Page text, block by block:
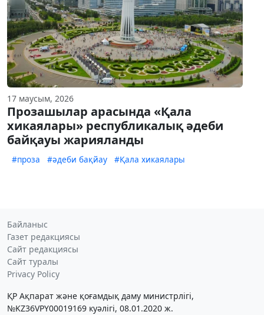
17 маусым, 2026
Прозашылар арасында «Қала
хикаялары» республикалық әдеби
байқауы жарияланды
#проза #әдеби бақйау #Қала хикаялары
Байланыс
Газет редакциясы
Сайт редакциясы
Сайт туралы
Privacy Policy
ҚР Ақпарат және қоғамдық даму министрлігі,
№KZ36VPY00019169 куәлігі, 08.01.2020 ж.